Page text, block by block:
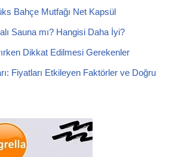
Bahçe Mutfağı Net Kapsül
Sauna mı? Hangisi Daha İyi?
Dikkat Edilmesi Gerekenler
Fiyatları Etkileyen Faktörler ve Doğru